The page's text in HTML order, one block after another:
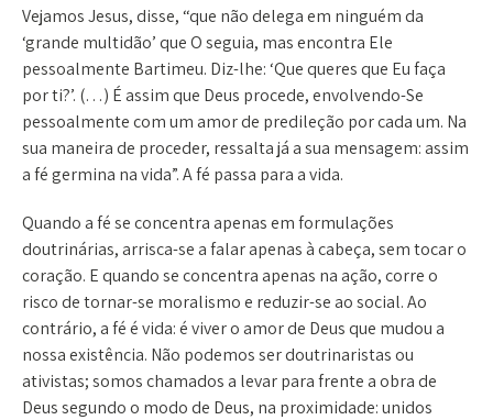
Vejamos Jesus, disse, “que não delega em ninguém da
‘grande multidão’ que O seguia, mas encontra Ele
pessoalmente Bartimeu. Diz-lhe: ‘Que queres que Eu faça
por ti?’. (…) É assim que Deus procede, envolvendo-Se
pessoalmente com um amor de predileção por cada um. Na
sua maneira de proceder, ressalta já a sua mensagem: assim
a fé germina na vida”. A fé passa para a vida.
Quando a fé se concentra apenas em formulações
doutrinárias, arrisca-se a falar apenas à cabeça, sem tocar o
coração. E quando se concentra apenas na ação, corre o
risco de tornar-se moralismo e reduzir-se ao social. Ao
contrário, a fé é vida: é viver o amor de Deus que mudou a
nossa existência. Não podemos ser doutrinaristas ou
ativistas; somos chamados a levar para frente a obra de
Deus segundo o modo de Deus, na proximidade: unidos